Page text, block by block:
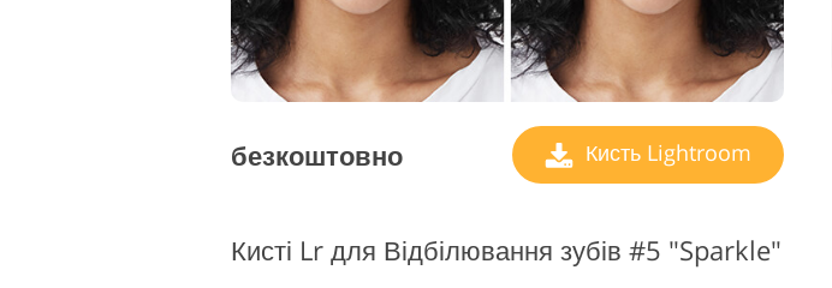
безкоштовно Кисть Lightroom
Кисті Lr для Відбілювання зубів #5 "Sparkle"